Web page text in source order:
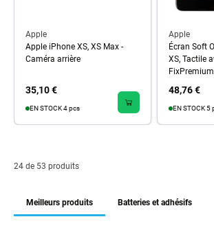
Apple
Apple iPhone XS, XS Max -
Caméra arrière
35,10 €
EN STOCK 4 pcs
Apple
Écran Soft
XS, Tactile
FixPremium
48,76 €
EN STOCK 5
24 de 53 produits
Meilleurs produits Batteries et adhésifs